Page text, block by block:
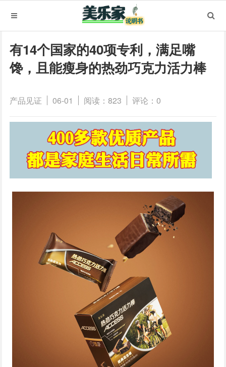
有14个国家的40项专利，满足嘴
馋，且能瘦身的热劲巧克力活力棒
产品见证 06-01 阅读：823 评论：0